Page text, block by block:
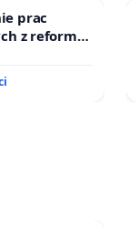
prac
z reformą